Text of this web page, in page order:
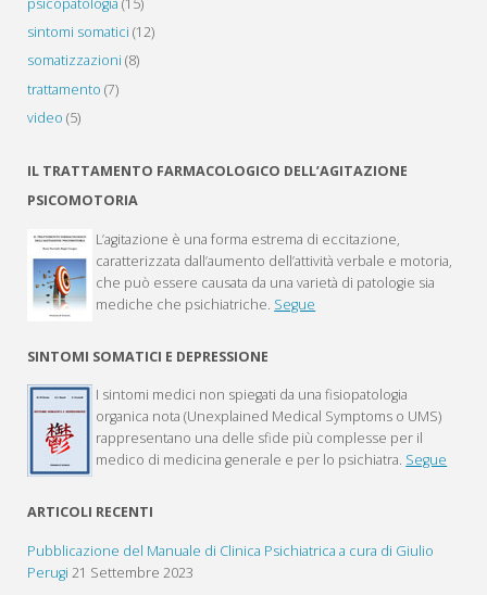
sintomi somatici (12)
somatizzazioni (8)
trattamento (7)
video (5)
IL TRATTAMENTO FARMACOLOGICO DELL’AGITAZIONE
PSICOMOTORIA
L’agitazione è una forma estrema di eccitazione,
caratterizzata dall’aumento dell’attività verbale e motoria,
che può essere causata da una varietà di patologie sia
mediche che psichiatriche. Segue
SINTOMI SOMATICI E DEPRESSIONE
I sintomi medici non spiegati da una fisiopatologia
organica nota (Unexplained Medical Symptoms o UMS)
rappresentano una delle sfide più complesse per il
medico di medicina generale e per lo psichiatra. Segue
ARTICOLI RECENTI
Pubblicazione del Manuale di Clinica Psichiatrica a cura di Giulio
Perugi 21 Settembre 2023